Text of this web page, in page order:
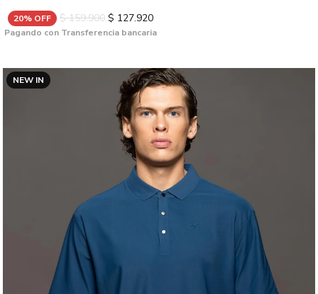
20% OFF $ 159.900$ 127.920
Pagando con Transferencia bancaria
NEW IN